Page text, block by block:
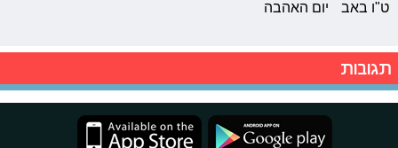
ט"ו באב יום האהבה
תגובות